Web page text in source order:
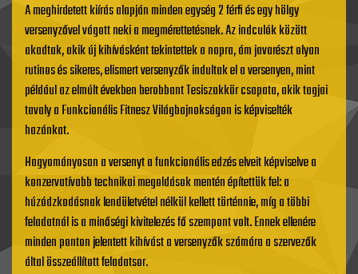
A meghirdetett kiírás alapján minden egység 2 férfi és egy hölgy
versenyzővel vágott neki a megmérettetésnek. Az indculók között
akadtak, akik új kihívásként tekintettek a napra, ám javarészt olyan
rutinos és sikeres, elismert versenyzők indultak el a versenyen, mint
például az elmúlt években berobbant Tesiszakkör csapata, akik tagjai
tavaly a Funkcionális Fitnesz Világbajnokságon is képviselték
hazánkat.
Hagyományosan a versenyt a funkcionális edzés elveit képviselve a
konzervatívabb technikai megoldások mentén építettük fel: a
húzódzkodásnak lendületvétel nélkül kellett történnie, míg a többi
feladatnál is a minőségi kivitelezés fő szempont volt. Ennek ellenére
minden ponton jelentett kihívást a versenyzők számára a szervezők
által összeállított feladatsor.